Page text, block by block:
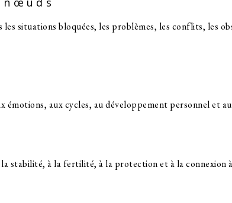
les situations bloquées, les problèmes, les conflits, les
émotions, aux cycles, au développement personnel et
stabilité, à la fertilité, à la protection et à la connexion